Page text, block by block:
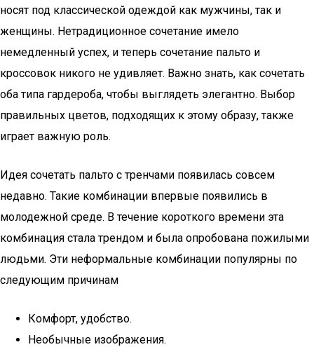
носят под классической одеждой как мужчины, так и
женщины. Нетрадиционное сочетание имело
немедленный успех, и теперь сочетание пальто и
кроссовок никого не удивляет. Важно знать, как сочетать
оба типа гардероба, чтобы выглядеть элегантно. Выбор
правильных цветов, подходящих к этому образу, также
играет важную роль.
Идея сочетать пальто с тренчами появилась совсем
недавно. Такие комбинации впервые появились в
молодежной среде. В течение короткого времени эта
комбинация стала трендом и была опробована пожилыми
людьми. Эти неформальные комбинации популярны по
следующим причинам
Комфорт, удобство.
Необычные изображения.